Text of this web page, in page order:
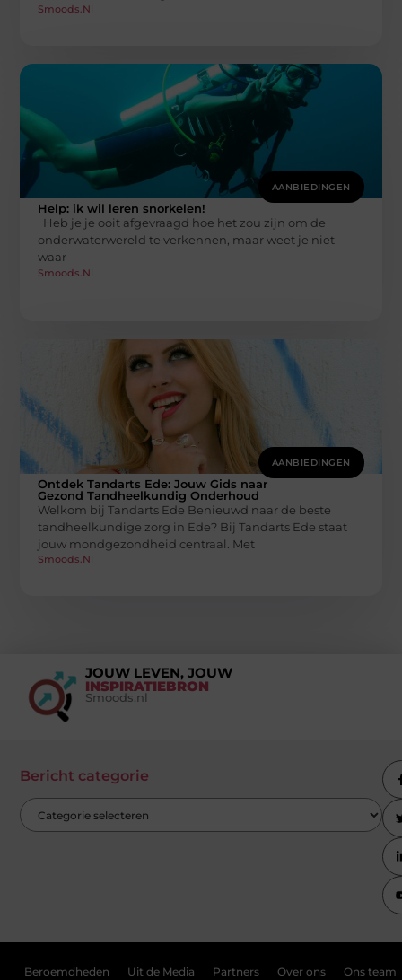
Smoods.nl
AANBIEDINGEN
Help: ik wil leren snorkelen!
Heb je je ooit afgevraagd hoe het zou zijn om de
onderwaterwereld te verkennen, maar weet je niet
waar
Smoods.nl
AANBIEDINGEN
Ontdek Tandarts Ede: Jouw Gids naar
Gezond Tandheelkundig Onderhoud
Welkom bij Tandarts Ede Benieuwd naar de beste
tandheelkundige zorg in Ede? Bij Tandarts Ede staat
jouw mondgezondheid centraal. Met
Smoods.nl
JOUW LEVEN, JOUW
INSPIRATIEBRON
Smoods.nl
Bericht categorie
Beroemdheden Uit de Media Partners Over ons Ons team